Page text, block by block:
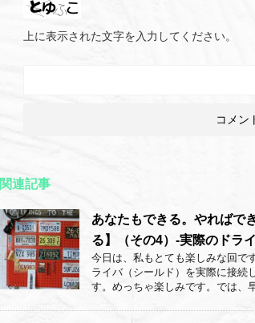
上に表示された文字を入力してください。
関連記事
あなたもできる。やればで
る】（その4）-実際のドラ
今日は、私もとても楽しみな回で
ライバ（シールド）を実際に接続
す。めっちゃ楽しみです。では